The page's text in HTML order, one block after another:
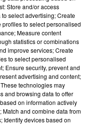
53 30
organisées à Agde,
et Frontignan.
questions !
Store and/or access
select advertising; Create
to select personalised
Measure content
statistics or combinations
improve services; Create
to select personalised
Ensure security, prevent and
advertising and content;
technologies may
and browsing data to offer
on information actively
and combine data from
Identify devices based on